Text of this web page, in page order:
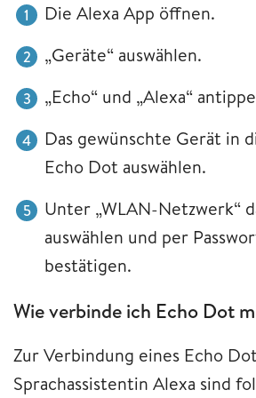
Die Alexa App öffnen.
„Geräte“ auswählen.
„Echo“ und „Alexa“
Das gewünschte Gerät in
Echo Dot auswählen.
Unter „WLAN-Netzwerk“
auswählen und per
bestätigen.
Wie verbinde ich Echo Dot
Zur Verbindung eines Echo
Sprachassistentin Alexa sind